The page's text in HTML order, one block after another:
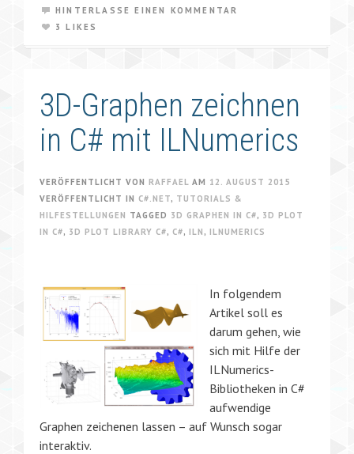
HINTERLASSE EINEN KOMMENTAR
3 LIKES
3D-Graphen zeichnen
in C# mit ILNumerics
VERÖFFENTLICHT VON RAFFAEL AM 12. AUGUST 2015
VERÖFFENTLICHT IN C#.NET, TUTORIALS &
HILFESTELLUNGEN TAGGED 3D GRAPHEN IN C#, 3D PLOT
IN C#, 3D PLOT LIBRARY C#, C#, ILN , ILNUMERICS
In folgendem
Artikel soll es
darum gehen, wie
sich mit Hilfe der
ILNumerics-
Bibliotheken in C#
aufwendige
Graphen zeichenen lassen – auf Wunsch sogar
interaktiv.